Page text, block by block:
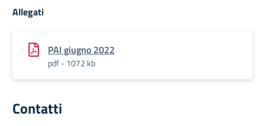
Allegati
PAI giugno 2022
pdf - 1072 kb
Contatti